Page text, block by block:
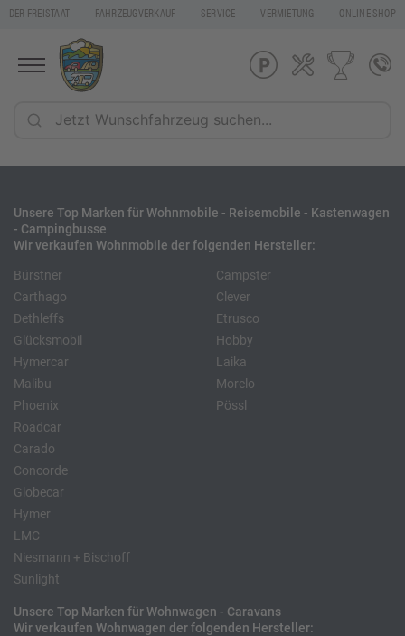
DER FREISTAAT FAHRZEUGVERKAUF SERVICE VERMIETUNG ONLINE SHOP
Unsere Top Marken für Wohnmobile - Reisemobile - Kastenwagen
- Campingbusse
Wir verkaufen Wohnmobile der folgenden Hersteller:
Bürstner
Carthago
Dethleffs
Glücksmobil
Hymercar
Malibu
Phoenix
Roadcar
Campster
Clever
Etrusco
Hobby
Laika
Morelo
Pössl
Carado
Concorde
Globecar
Hymer
LMC
Niesmann + Bischoff
Sunlight
Unsere Top Marken für Wohnwagen - Caravans
Wir verkaufen Wohnwagen der folgenden Hersteller: